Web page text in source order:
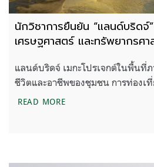
นักวิชาการยืนยัน “แลนด์บริดจ์
เศรษฐศาสตร์ และทรัพยากรศ
แลนด์บริดจ์ เมกะโปรเจกต์ในพื้นที่
ชีวิตและอาชีพของชุมชน การท่องเ
READ MOREนักวิชาการยืนยัน “แลน